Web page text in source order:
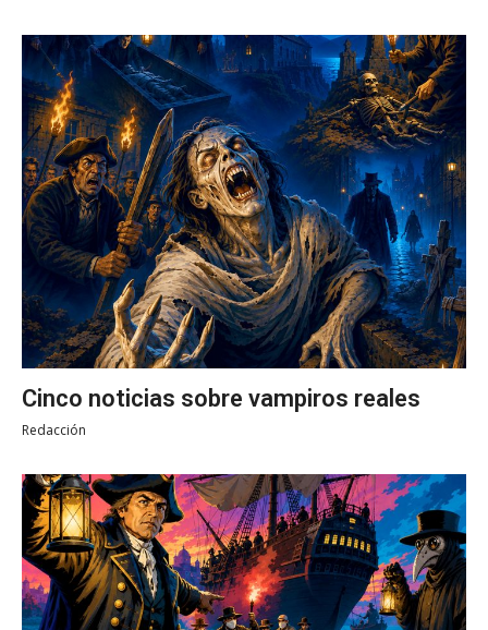
Cinco noticias sobre vampiros reales
Redacción